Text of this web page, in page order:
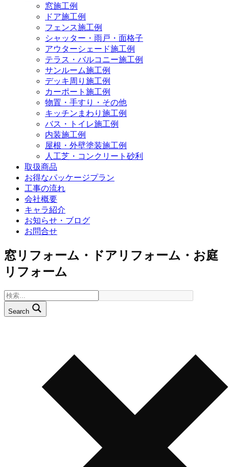
窓施工例
ドア施工例
フェンス施工例
シャッター・雨戸・面格子
アウターシェード施工例
テラス・バルコニー施工例
サンルーム施工例
デッキ周り施工例
カーポート施工例
物置・手すり・その他
キッチンまわり施工例
バス・トイレ施工例
内装施工例
屋根・外壁塗装施工例
人工芝・コンクリート砂利
取扱商品
お得なパッケージプラン
工事の流れ
会社概要
キャラ紹介
お知らせ・ブログ
お問合せ
窓リフォーム・ドアリフォーム・お庭
リフォーム
Search